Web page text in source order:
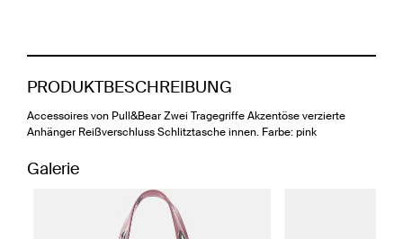
PRODUKTBESCHREIBUNG
Accessoires von Pull&Bear Zwei Tragegriffe Akzentöse verzierte
Anhänger Reißverschluss Schlitztasche innen. Farbe: pink
Galerie